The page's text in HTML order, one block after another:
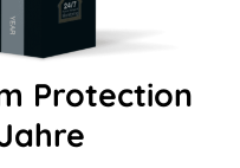
Protection